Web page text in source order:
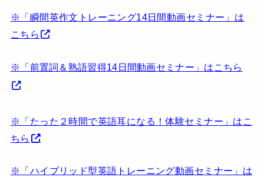
※「瞬間英作文トレーニング14日間動画セミナー」は
こちら
※「前置詞＆熟語習得14日間動画セミナー」はこちら
※「たった２時間で英語耳になる！体験セミナー」はこ
ちら
※「ハイブリッド型英語トレーニング動画セミナー」は